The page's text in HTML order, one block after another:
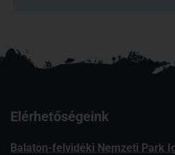
Elérhetőségeink
Balaton-felvidéki Nemzeti Park